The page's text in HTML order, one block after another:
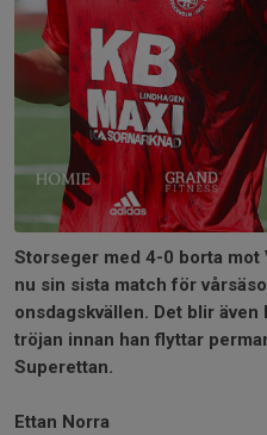
Storseger med 4-0 borta mot
nu sin sista match för
onsdagskvällen. Det blir
tröjan innan han flyttar
Superettan.
Ettan Norra